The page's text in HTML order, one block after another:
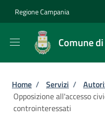
Regione Campania
Comune
Briciole di
Home / Servizi /
Opposizione all'accesso
controinteressati